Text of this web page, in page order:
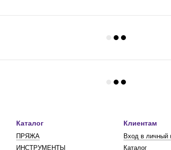
Каталог
ПРЯЖА
ИНСТРУМЕНТЫ
Клиентам
Вход в личный
Каталог